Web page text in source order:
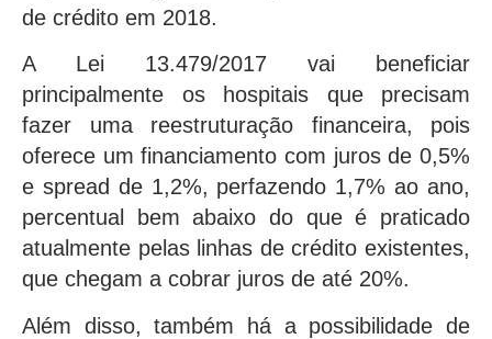
de crédito em 2018.
A Lei 13.479/2017 vai beneficiar
principalmente os hospitais que precisam
fazer uma reestruturação financeira, pois
oferece um financiamento com juros de 0,5%
e spread de 1,2%, perfazendo 1,7% ao ano,
percentual bem abaixo do que é praticado
atualmente pelas linhas de crédito existentes,
que chegam a cobrar juros de até 20%.
Além disso, também há a possibilidade de